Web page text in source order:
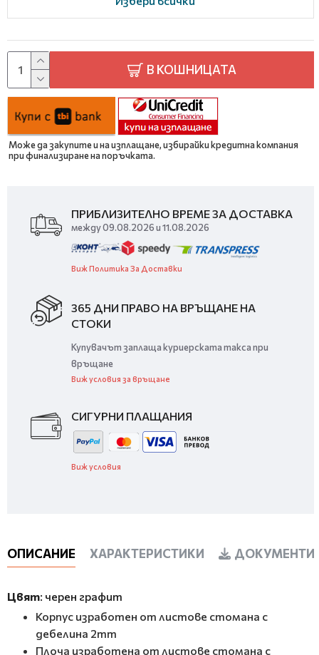
В КОШНИЦАТА
Може да закупите и на изплащане, избирайки кредитна компания
при финализиране на поръчката.
ПРИБЛИЗИТЕЛНО ВРЕМЕ ЗА ДОСТАВКА
между 09.08.2026 и 11.08.2026
Виж Политика За Доставки
365 ДНИ ПРАВО НА ВРЪЩАНЕ НА
СТОКИ
Купувачът заплаща куриерската такса при
връщане
Виж условия за връщане
СИГУРНИ ПЛАЩАНИЯ
Виж условия
ОПИСАНИЕ ХАРАКТЕРИСТИКИ ДОКУМЕНТИ
Цвят: черен графит
Корпус изработен от листове стомана с
дебелина 2mm
Плоча изработена от листове стомана с